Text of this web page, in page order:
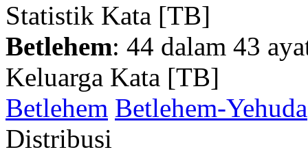
Statistik Kata [TB]
Betlehem: 44 dalam 43
Keluarga Kata [TB]
Betlehem Betlehem-Yehuda
Distribusi